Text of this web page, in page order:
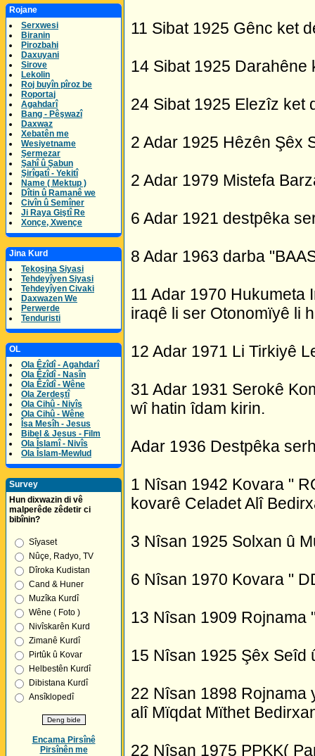
Rojane
Serxwesi
Biranin
Pirozbahi
Daxuyani
Sirove
Lekolin
Roj buyîn pîroz be
Roportaj
Agahdarî
Bang - Pêşwazî
Daxwaz
Xebatên me
Wesiyetname
Şermezar
Şahî û Şabun
Şirîgatî - Yekitî
Name ( Mektup )
Dîtin û Ramanê we
Civîn û Semîner
Ji Raya Giştî Re
Xonçe, Xwençe
Jina Kurd
Tekoşina Siyasi
Tehdeyîyen Siyasi
Tehdeyîyen Civaki
Daxwazen We
Perwerde
Tenduristi
OL
Ola Êzîdî - Agahdarî
Ola Êzîdî - Nasîn
Ola Êzîdî - Wêne
Ola Zerdeştî
Ola Cihû - Nivîs
Ola Cihû - Wêne
Îsa Mesîh - Jesus
Bibel & Jesus - Film
Ola Îslamî - Nivîs
Ola Îslam-Mewlud
Survey
Hun dixwazin di vê
malperêde zêdetir ci
bibînin?
Sîyaset
Nûçe, Radyo, TV
Dîroka Kudistan
Cand & Huner
Muzîka Kurdî
Wêne ( Foto )
Nivîskarên Kurd
Zimanê Kurdî
Pirtûk û Kovar
Helbestên Kurdî
Dibistana Kurdî
Ansîklopedî
Encama Pirsînê
Pirsînên me
11 Sibat 1925 Gênc ket
14 Sibat 1925 Darahêne
24 Sibat 1925 Elezîz ket
2 Adar 1925 Hêzên Şêx
2 Adar 1979 Mistefa
6 Adar 1921 destpêka
8 Adar 1963 darba
11 Adar 1970 Hukumeta
iraqê li ser Otonomïyê li
12 Adar 1971 Li Tirkiyê
31 Adar 1931 Serokê
wî hatin îdam kirin.
Adar 1936 Destpêka
1 Nîsan 1942 Kovara "
kovarê Celadet Alî
3 Nîsan 1925 Solxan û
6 Nîsan 1970 Kovara "
13 Nîsan 1909 Rojnama
15 Nîsan 1925 Şêx Seîd
22 Nîsan 1898 Rojnama
alî Mïqdat Mïthet
22 Nîsan 1975 PPKK(